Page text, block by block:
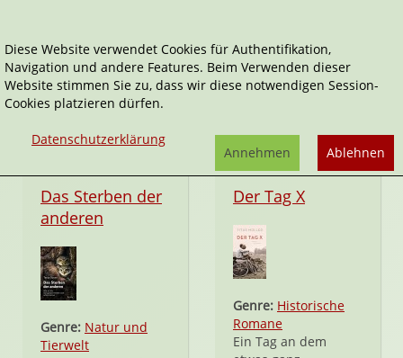
Blessing
Das Sterben der
anderen
Genre: Natur und
Tierwelt
Hardcover
Der Tag X
Genre: Historische
Romane
Ein Tag an dem
Diese Website verwendet Cookies für Authentifikation,
Navigation und andere Features. Beim Verwenden dieser
Website stimmen Sie zu, dass wir diese notwendigen Session-
Cookies platzieren dürfen.
Datenschutzerklärung
Ablehnen
Annehmen